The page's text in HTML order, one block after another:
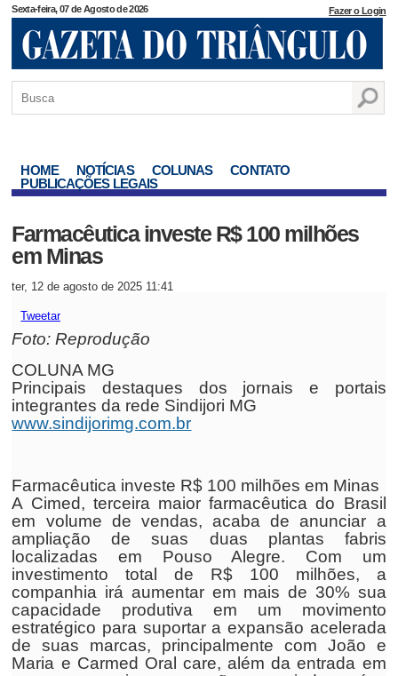
Sexta-feira, 07 de Agosto de 2026 Fazer o Login
HOME NOTÍCIAS COLUNAS
CONTATO
PUBLICAÇÕES LEGAIS
Farmacêutica investe R$ 100 milhões
em Minas
ter, 12 de agosto de 2025 11:41
Tweetar
Foto: Reprodução
COLUNA MG
Principais destaques dos jornais e portais
integrantes da rede Sindijori MG
www.sindijorimg.com.br
Farmacêutica investe R$ 100 milhões em Minas
A Cimed, terceira maior farmacêutica do Brasil
em volume de vendas, acaba de anunciar a
ampliação de suas duas plantas fabris
localizadas em Pouso Alegre. Com um
investimento total de R$ 100 milhões, a
companhia irá aumentar em mais de 30% sua
capacidade produtiva em um movimento
estratégico para suportar a expansão acelerada
de suas marcas, principalmente com João e
Maria e Carmed Oral care, além da entrada em